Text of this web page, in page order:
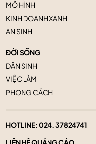
MÔ HÌNH
KINH DOANH XANH
AN SINH
ĐỜI SỐNG
DÂN SINH
VIỆC LÀM
PHONG CÁCH
HOTLINE:024. 37824741
LIÊN HỆ QUẢNG CÁO